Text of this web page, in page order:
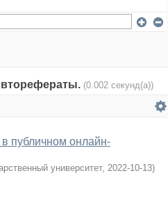
(0.002 секунд(а))
в публичном онлайн-
университет, 2022-10-13)